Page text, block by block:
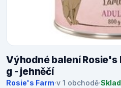
Výhodné balení Rosie's
g - jehněčí
Rosie's Farm·v 1 obchodě·